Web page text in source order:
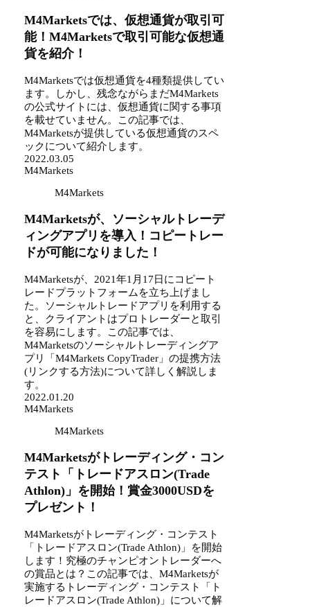
M4Marketsでは、仮想通貨が取引可
能！M4Marketsで取引可能な仮想通
貨を紹介！
M4Marketsでは仮想通貨を4種類提供してい
ます。しかし、残念ながらまだM4Markets
の公式サイトには、仮想通貨に関する事項
を載せていません。この記事では、
M4Marketsが提供している仮想通貨のスペ
ックについて紹介します。
2022.03.05
M4Markets
M4Markets
M4Marketsが、ソーシャルトレーデ
ィングアプリを導入！コピートレー
ドが可能になりました！
M4Marketsが、2021年1月17日にコピート
レードプラットフォームを立ち上げまし
た。ソーシャルトレードアプリを利用する
と、クライアントはプロトレーダーと取引
を容易にします。この記事では、
M4Marketsのソーシャルトレーディングア
プリ「M4Markets CopyTrader」の提携方法
(リンクする方法)について詳しく解説しま
す。
2022.01.20
M4Markets
M4Markets
M4Marketsがトレーディング・コン
テスト「トレードアスロン(Trade
Athlon)」を開始！賞金3000USDを
プレゼント！
M4Marketsがトレーディング・コンテスト
「トレードアスロン(Trade Athlon)」を開始
します！究極のチャンピオントレーダーへ
の賞品とは？この記事では、M4Marketsが
実施するトレーディング・コンテスト「ト
レードアスロン(Trade Athlon)」について解